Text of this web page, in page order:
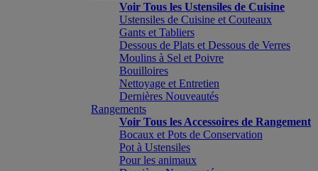
Voir Tous les Ustensiles de Cuisine
Ustensiles de Cuisine et Couteaux
Gants et Tabliers
Dessous de Plats et Dessous de Verres
Moulins à Sel et Poivre
Bouilloires
Nettoyage et Entretien
Dernières Nouveautés
Rangements
Voir Tous les Accessoires de Rangement
Bocaux et Pots de Conservation
Pot à Ustensiles
Pour les animaux